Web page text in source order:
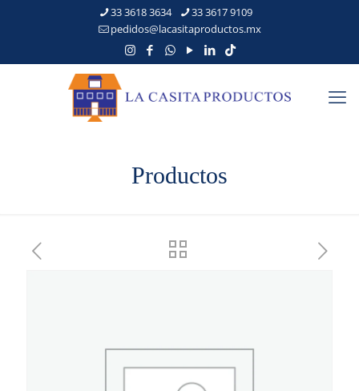
33 3618 3634
33 3617 9109
pedidos@lacasitaproductos.mx
Productos